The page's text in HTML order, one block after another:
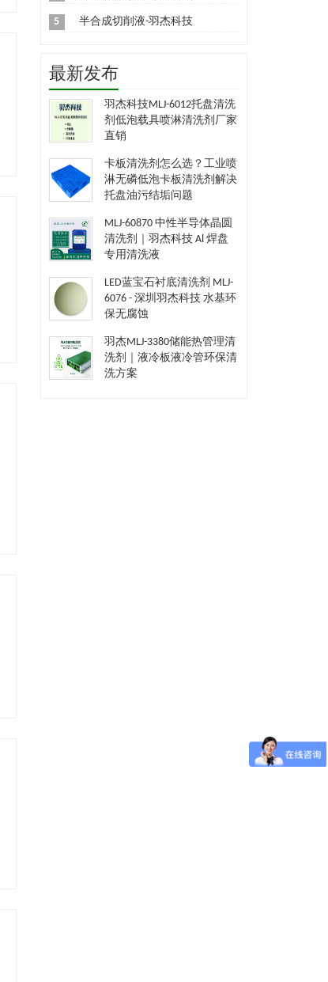
5 半合成切削液-羽杰科技
最新发布
羽杰科技MLJ-6012托盘清洗
剂低泡载具喷淋清洗剂厂家
直销
卡板清洗剂怎么选？工业喷
淋无磷低泡卡板清洗剂解决
托盘油污结垢问题
MLJ-60870 中性半导体晶圆
清洗剂｜羽杰科技 Al 焊盘
专用清洗液
LED蓝宝石衬底清洗剂 MLJ-
6076 - 深圳羽杰科技 水基环
保无腐蚀
羽杰MLJ-3380储能热管理清
洗剂｜液冷板液冷管环保清
洗方案